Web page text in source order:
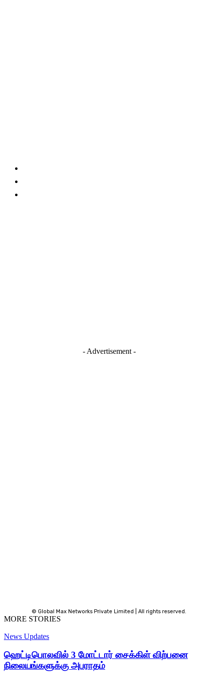
- Advertisement -
© Global Max Networks Private Limited | All rights reserved.
MORE STORIES
News Updates
ஹெட்டிபொலவில் 3 மோட்டார் சைக்கிள் விற்பனை
நிலையங்களுக்கு அபராதம்